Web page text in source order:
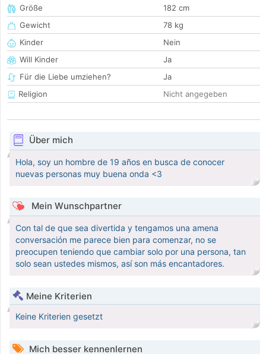
Größe
182 cm
Gewicht
78 kg
Kinder
Nein
Will Kinder
Ja
Für die Liebe umziehen?
Ja
Religion
Nicht angegeben
Über mich
Hola, soy un hombre de 19 años en busca de conocer
nuevas personas muy buena onda <3
Mein Wunschpartner
Con tal de que sea divertida y tengamos una amena
conversación me parece bien para comenzar, no se
preocupen teniendo que cambiar solo por una persona, tan
solo sean ustedes mismos, así son más encantadores.
Meine Kriterien
Keine Kriterien gesetzt
Mich besser kennenlernen